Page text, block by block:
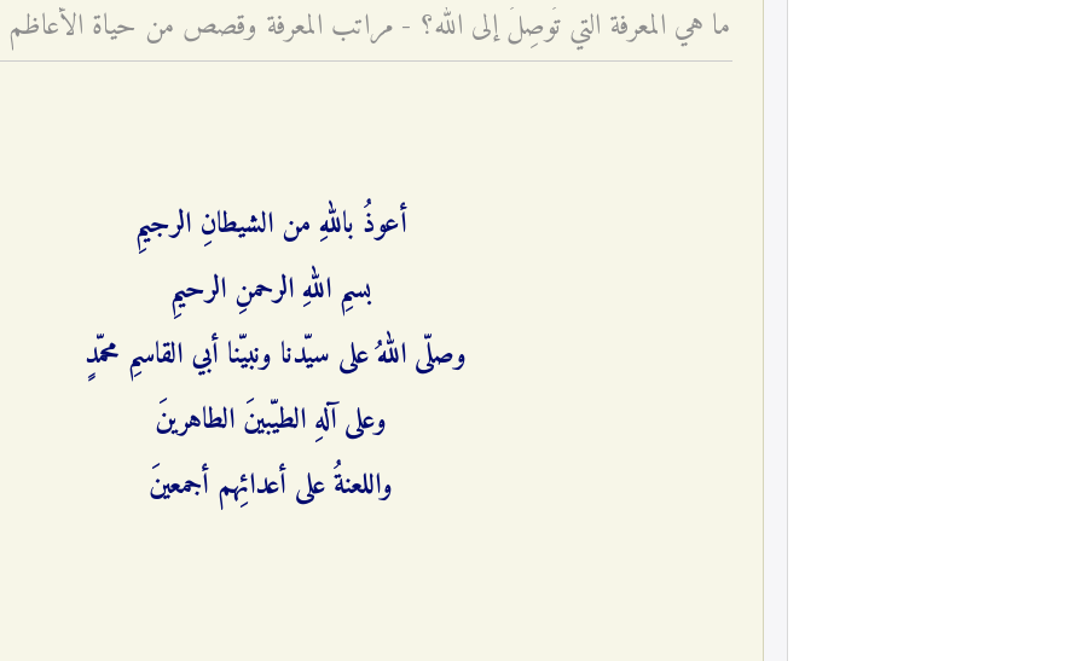
ما هي المعرفة التي تُوصِلُ إلى الله؟ - مراتب المعرفة وقصص من حياة الأعاظم
أعوذُ باللهِ من الشيطانِ الرجيمِ
بسمِ اللهِ الرحمنِ الرحيمِ
وصلّى اللهُ على سيّدنا ونبيّنا أبي القاسمِ محمّدٍ
وعلى آلهِ الطيّبينَ الطاهرينَ
واللعنةُ على أعدائِهم أجمعينَ